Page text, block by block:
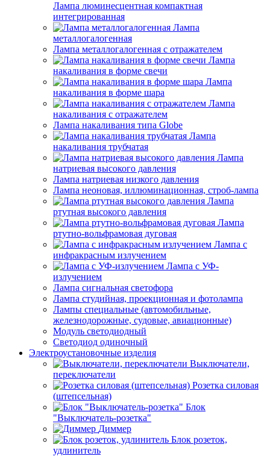
Лампа люминесцентная компактная
интегрированная
Лампа
металлогалогенная
Лампа металлогалогенная с отражателем
Лампа
накаливания в форме свечи
Лампа
накаливания в форме шара
Лампа
накаливания с отражателем
Лампа накаливания типа Globe
Лампа
накаливания трубчатая
Лампа
натриевая высокого давления
Лампа натриевая низкого давления
Лампа неоновая, иллюминационная, строб-лампа
Лампа
ртутная высокого давления
Лампа
ртутно-вольфрамовая дуговая
Лампа с
инфракрасным излучением
Лампа с УФ-
излучением
Лампа сигнальная светофора
Лампа студийная, проекционная и фотолампа
Лампы специальные (автомобильные,
железнодорожные, судовые, авиационные)
Модуль светодиодный
Светодиод одиночный
Электроустановочные изделия
Выключатели,
переключатели
Розетка силовая
(штепсельная)
Блок
"Выключатель-розетка"
Диммер
Блок розеток,
удлинитель